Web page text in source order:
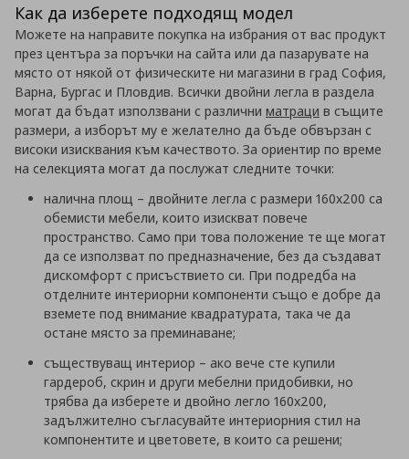
Как да изберете подходящ модел
Можете на направите покупка на избрания от вас продукт
през центъра за поръчки на сайта или да пазарувате на
място от някой от физическите ни магазини в град София,
Варна, Бургас и Пловдив. Всички двойни легла в раздела
могат да бъдат използвани с различни матраци в същите
размери, а изборът му е желателно да бъде обвързан с
високи изисквания към качеството. За ориентир по време
на селекцията могат да послужат следните точки:
налична площ – двойните легла с размери 160х200 са
обемисти мебели, които изискват повече
пространство. Само при това положение те ще могат
да се използват по предназначение, без да създават
дискомфорт с присъствието си. При подредба на
отделните интериорни компоненти също е добре да
вземете под внимание квадратурата, така че да
остане място за преминаване;
съществуващ интериор – ако вече сте купили
гардероб, скрин и други мебелни придобивки, но
трябва да изберете и двойно легло 160х200,
задължително съгласувайте интериорния стил на
компонентите и цветовете, в които са решени;